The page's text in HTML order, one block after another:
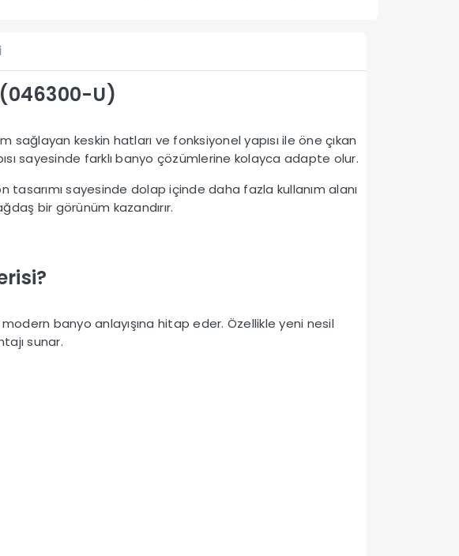
U)
keskin hatları ve fonksiyonel yapısı ile öne çıkan
sayesinde farklı banyo çözümlerine kolayca adapte olur.
tasarımı sayesinde dolap içinde daha fazla kullanım alanı
bir görünüm kazandırır.
banyo anlayışına hitap eder. Özellikle yeni nesil
sunar.